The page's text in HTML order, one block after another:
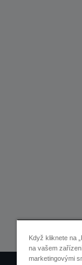
Když kliknete na
na vašem
marketingovými